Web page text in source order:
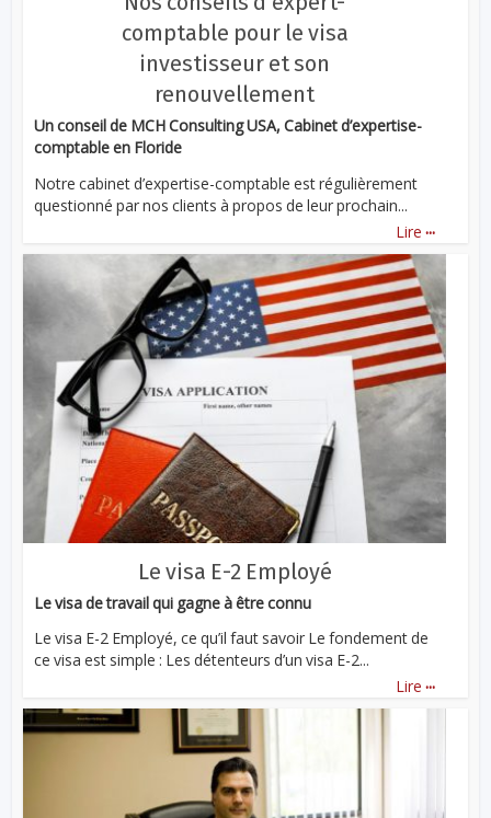
comptable pour le visa
investisseur et son
renouvellement
Un conseil de MCH Consulting USA, Cabinet d’expertise-
comptable en Floride
Notre cabinet d’expertise-comptable est régulièrement
questionné par nos clients à propos de leur prochain...
Lire ...
Le visa E-2 Employé
Le visa de travail qui gagne à être connu
Le visa E-2 Employé, ce qu’il faut savoir Le fondement de
ce visa est simple : Les détenteurs d’un visa E-2...
Lire ...